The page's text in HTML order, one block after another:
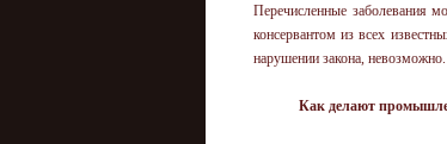
Перечисленные заболевания
консервантом из всех
нарушении закона, невозможно.
Как делают